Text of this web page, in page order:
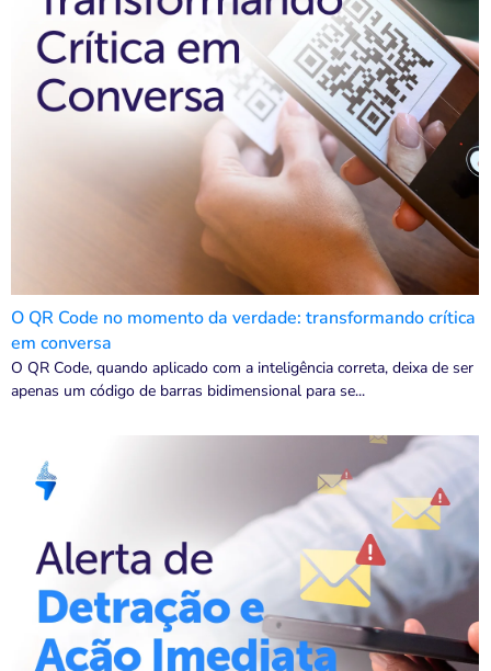
O QR Code no momento da verdade: transformando crítica
em conversa
O QR Code, quando aplicado com a inteligência correta, deixa de ser
apenas um código de barras bidimensional para se...